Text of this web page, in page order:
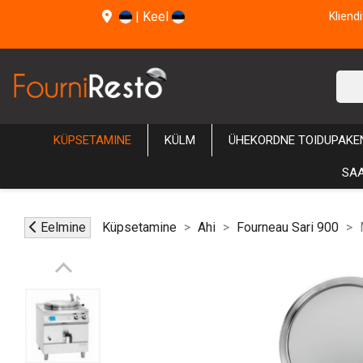
| Keel
KÜPSETAMINE KÜLM ÜHEKORDNE
Eelmine Küpsetamine Ahi Fourneau Sari 900